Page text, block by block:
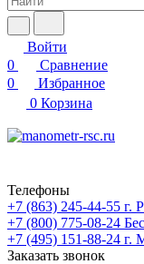
Войти
0
Сравнение
0
Избранное
0 Корзина
Телефоны
+7 (863) 245-44-55 г.
+7 (800) 775-08-24
+7 (495) 151-88-24 г.
Заказать звонок